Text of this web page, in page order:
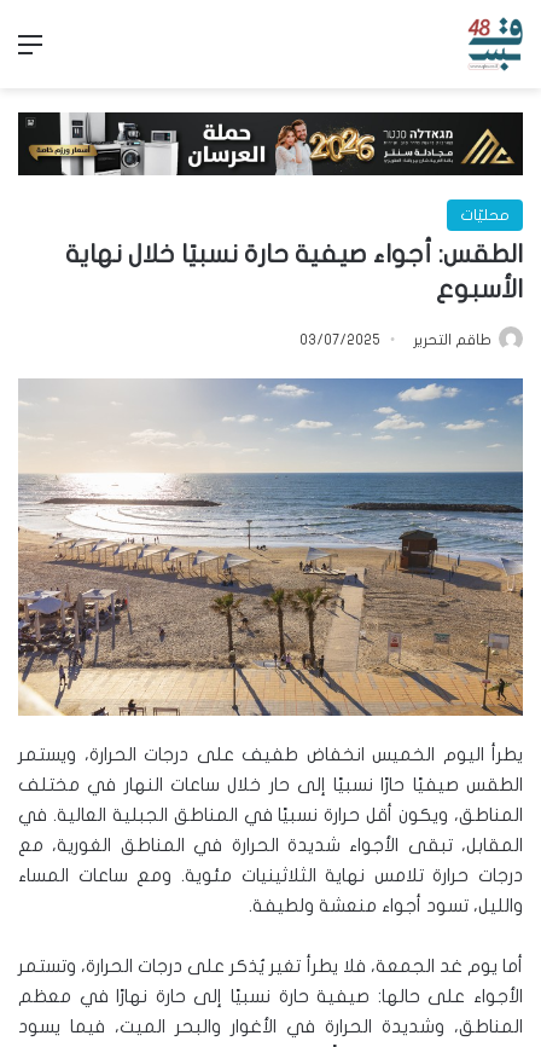
محليّات
الطقس: أجواء صيفية حارة نسبيًا خلال نهاية
الأسبوع
طاقم التحرير 03/07/2025
يطرأ اليوم الخميس انخفاض طفيف على درجات الحرارة، ويستمر
الطقس صيفيًا حارًا نسبيًا إلى حار خلال ساعات النهار في مختلف
المناطق، ويكون أقل حرارة نسبيًا في المناطق الجبلية العالية. في
المقابل، تبقى الأجواء شديدة الحرارة في المناطق الغورية، مع
درجات حرارة تلامس نهاية الثلاثينيات مئوية. ومع ساعات المساء
والليل، تسود أجواء منعشة ولطيفة.
أما يوم غد الجمعة، فلا يطرأ تغير يُذكر على درجات الحرارة، وتستمر
الأجواء على حالها: صيفية حارة نسبيًا إلى حارة نهارًا في معظم
المناطق، وشديدة الحرارة في الأغوار والبحر الميت، فيما يسود